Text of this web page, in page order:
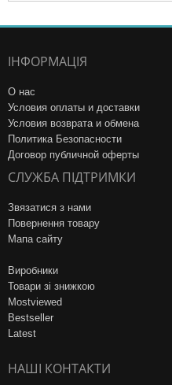
ІНФОРМАЦІЯ
О нас
Условия оплаты и доставки
Условия возврата и обмена
Политика Безопасности
Договор публичной оферты
СЛУЖБА ПІДТРИМКИ
Звязатися з нами
Повернення товару
Мапа сайту
Виробники
Товари зі знижкою
Mostviewed
Bestseller
Latest
НАШІ КОНТАКТИ